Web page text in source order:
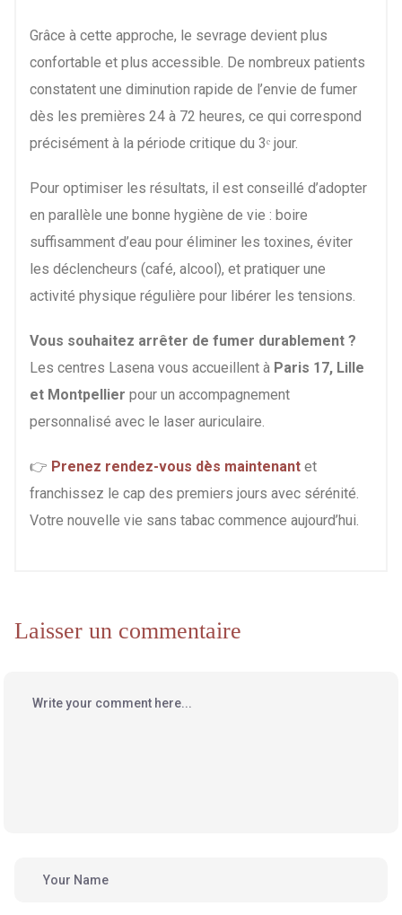
Grâce à cette approche, le sevrage devient plus
confortable et plus accessible. De nombreux patients
constatent une diminution rapide de l’envie de fumer
dès les premières 24 à 72 heures, ce qui correspond
précisément à la période critique du 3ᵉ jour.
Pour optimiser les résultats, il est conseillé d’adopter
en parallèle une bonne hygiène de vie : boire
suffisamment d’eau pour éliminer les toxines, éviter
les déclencheurs (café, alcool), et pratiquer une
activité physique régulière pour libérer les tensions.
Vous souhaitez arrêter de fumer durablement ?
Les centres Lasena vous accueillent à Paris 17, Lille
et Montpellier pour un accompagnement
personnalisé avec le laser auriculaire.
👉 Prenez rendez-vous dès maintenant et
franchissez le cap des premiers jours avec sérénité.
Votre nouvelle vie sans tabac commence aujourd’hui.
Laisser un commentaire